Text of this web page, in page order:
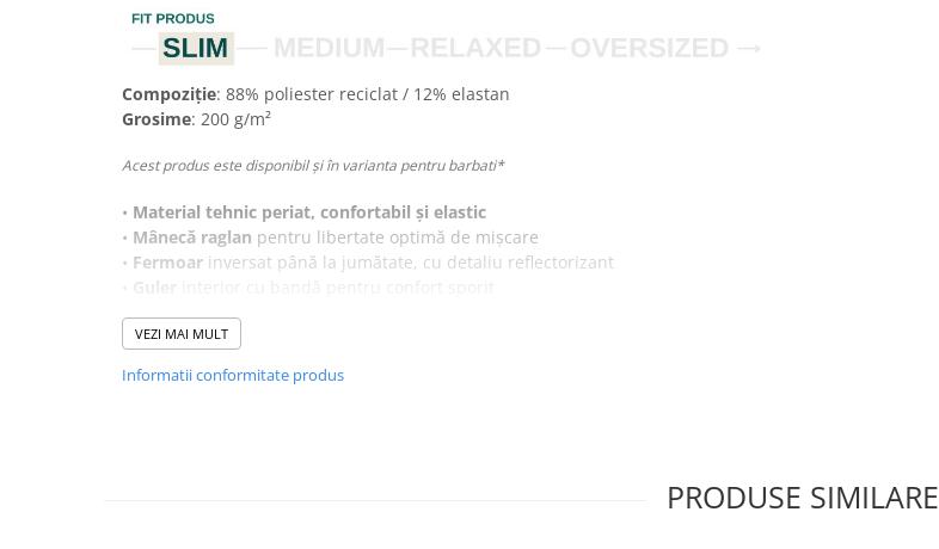
Compoziție: 88% poliester reciclat / 12% elastan
Grosime: 200 g/m²
Acest produs este disponibil și în varianta pentru barbati*
• Material tehnic periat, confortabil și elastic
• Mânecă raglan pentru libertate optimă de mișcare
• Fermoar inversat până la jumătate, cu detaliu reflectorizant
Guler
•Manșetecu deschidere pentru degetul mare
• Detalii reflectorizante în partea din spate si logo pentru vizibilitate crescută
•Certificat GRS– garantează utilizarea materialelor reciclate și sustenabile
VEZI MAI MULT
Informatii conformitate produs
PRODUSE SIMILARE